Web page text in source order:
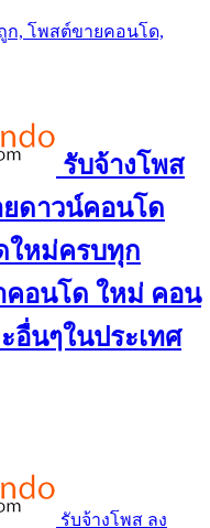
ก, โพสต์ขายคอนโด,
รับจ้างโพส
ดาวน์คอนโด
ใหม่ครบทุก
คอนโด ใหม่ คอน
อื่นๆในประเทศ
รับจ้างโพส ลง